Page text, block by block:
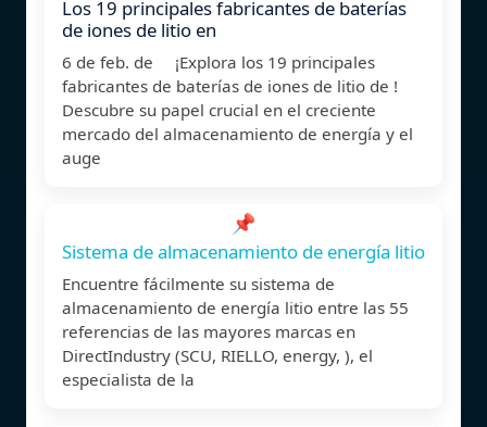
Los 19 principales fabricantes de baterías
de iones de litio en
6 de feb. de ¡Explora los 19 principales
fabricantes de baterías de iones de litio de !
Descubre su papel crucial en el creciente
mercado del almacenamiento de energía y el
auge
📌
Sistema de almacenamiento de energía litio
Encuentre fácilmente su sistema de
almacenamiento de energía litio entre las 55
referencias de las mayores marcas en
DirectIndustry (SCU, RIELLO, energy, ), el
especialista de la